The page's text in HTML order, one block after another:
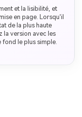
et la lisibilité, et
en page. Lorsqu'il
de la plus haute
la version avec les
le plus simple.